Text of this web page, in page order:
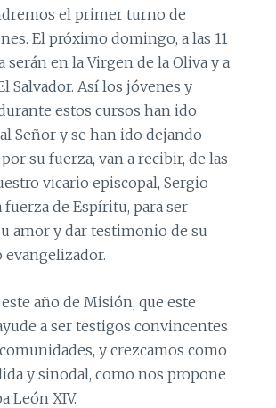
el primer turno de
El próximo domingo, a las 11
serán en la Virgen de la Oliva y a
Salvador. Así los jóvenes y
estos cursos han ido
Señor y se han ido dejando
su fuerza, van a recibir, de las
vicario episcopal, Sergio
fuerza de Espíritu, para ser
amor y dar testimonio de su
año de Misión, que este
a ser testigos convincentes
y crezcamos como
y sinodal, como nos propone
León XIV.